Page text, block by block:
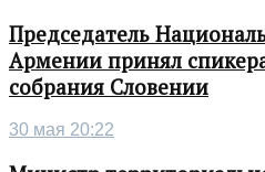
Председатель
Армении принял
собрания Словении
30 мая 20:22